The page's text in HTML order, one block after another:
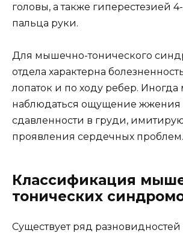
головы, а также гиперестезией
пальца руки.
Для мышечно-тонического
отдела характерна
лопаток и по ходу ребер. Иногда
наблюдаться ощущение жжения
сдавленности в груди,
проявления сердечных проблем.
Классификация
тонических
Существует ряд